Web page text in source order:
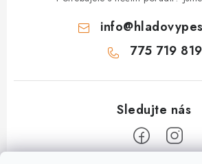
info@
775 719 819